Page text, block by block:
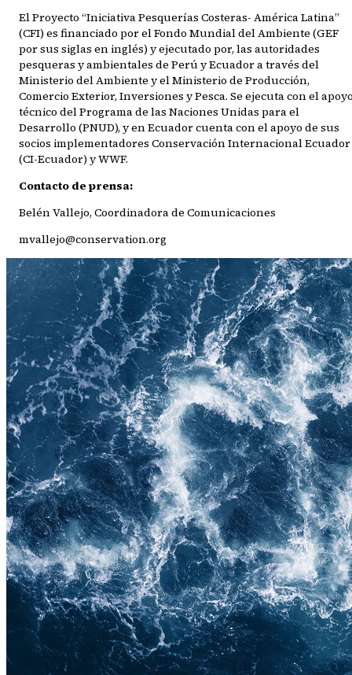
El Proyecto “Iniciativa Pesquerías Costeras- América Latina”
(CFI) es financiado por el Fondo Mundial del Ambiente (GEF
por sus siglas en inglés) y ejecutado por, las autoridades
pesqueras y ambientales de Perú y Ecuador a través del
Ministerio del Ambiente y el Ministerio de Producción,
Comercio Exterior, Inversiones y Pesca. Se ejecuta con el
técnico del Programa de las Naciones Unidas para el
Desarrollo (PNUD), y en Ecuador cuenta con el apoyo de sus
socios implementadores Conservación Internacional Ecuador
(CI-Ecuador) y WWF.
Contacto de prensa:
Belén Vallejo, Coordinadora de Comunicaciones
mvallejo@conservation.org